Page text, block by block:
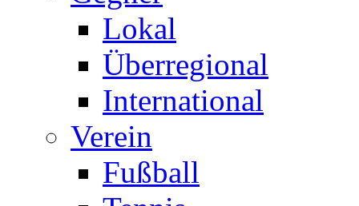
Lokal
Überregional
International
Verein
Fußball